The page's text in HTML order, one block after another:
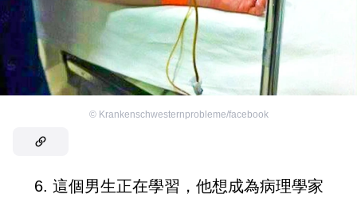
© Krankenschwesternprobleme/facebook
6. 這個男生正在學習，他想成為病理學家